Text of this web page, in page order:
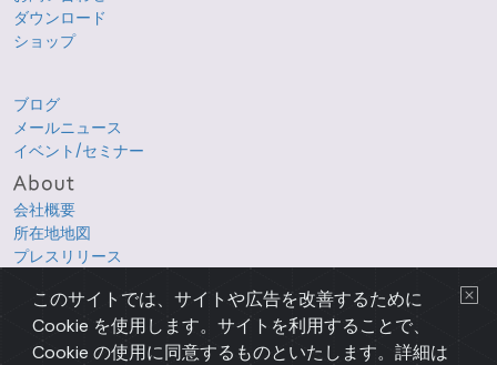
ダウンロード
ショップ
ブログ
メールニュース
イベント/セミナー
会社概要
所在地地図
プレスリリース
Copyright © 1998-2026 XLsoft Corporation. All Rights Reserved.
各製品名は、各社の商標または登録商標です。
このサイトでは、サイトや広告を改善するために
Cookie を使用します。サイトを利用することで、
Cookie の使用に同意するものといたします。詳細は